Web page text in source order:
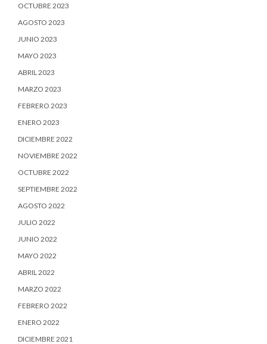
OCTUBRE 2023
AGOSTO 2023
JUNIO 2023
MAYO 2023
ABRIL 2023
MARZO 2023
FEBRERO 2023
ENERO 2023
DICIEMBRE 2022
NOVIEMBRE 2022
OCTUBRE 2022
SEPTIEMBRE 2022
AGOSTO 2022
JULIO 2022
JUNIO 2022
MAYO 2022
ABRIL 2022
MARZO 2022
FEBRERO 2022
ENERO 2022
DICIEMBRE 2021